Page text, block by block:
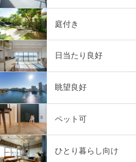
庭付き
日当たり良好
眺望良好
ペット可
ひとり暮らし向け